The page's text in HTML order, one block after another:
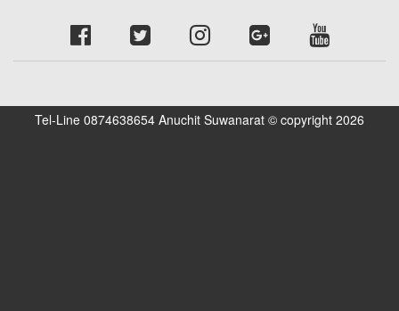
Tel-Line 0874638654 Anuchit Suwanarat © copyright 2026